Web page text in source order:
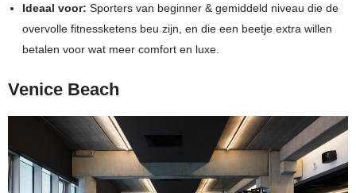
Ideaal voor: Sporters van beginner & gemiddeld niveau die de
overvolle fitnessketens beu zijn, en die een beetje extra willen
betalen voor wat meer comfort en luxe.
Venice Beach